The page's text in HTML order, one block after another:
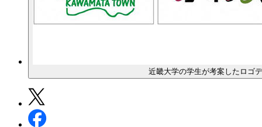
近畿大学の学生が考案したロゴ